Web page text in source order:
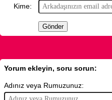
Kime:
Yorum ekleyin, soru sorun:
Adınız veya Rumuzunuz: